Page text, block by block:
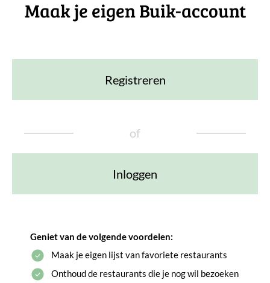
Maak je eigen Buik-account
Registreren
of
Inloggen
Geniet van de volgende voordelen:
Maak je eigen lijst van favoriete restaurants
Onthoud de restaurants die je nog wil bezoeken